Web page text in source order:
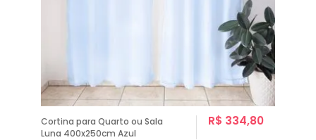
Cortina para Quarto ou Sala
Luna 400x250cm Azul
R$ 334,80